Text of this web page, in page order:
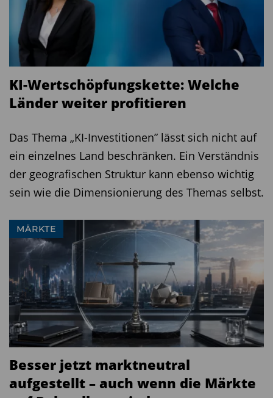
KI-Wertschöpfungskette: Welche
Länder weiter profitieren
Das Thema „KI-Investitionen” lässt sich nicht auf
ein einzelnes Land beschränken. Ein Verständnis
der geografischen Struktur kann ebenso wichtig
sein wie die Dimensionierung des Themas selbst.
MÄRKTE
Besser jetzt marktneutral
aufgestellt – auch wenn die Märkte